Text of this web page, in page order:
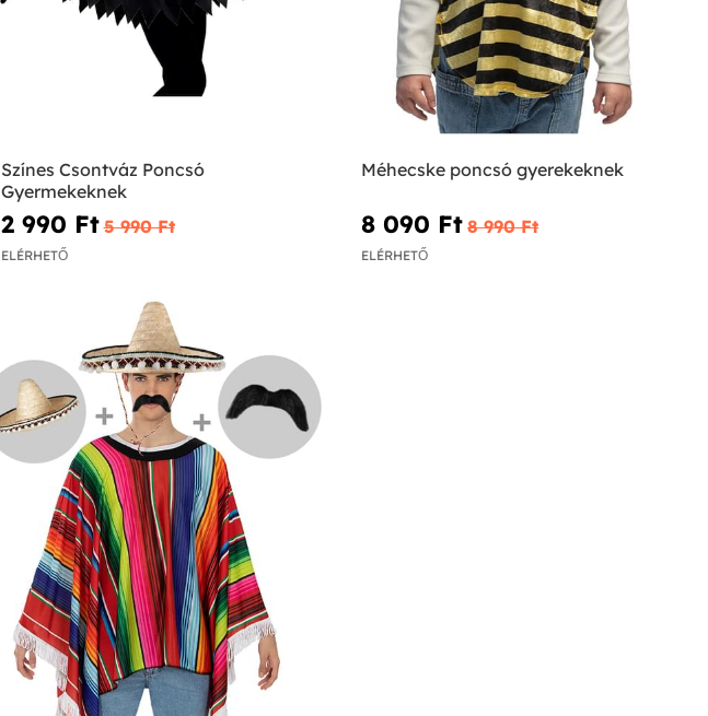
Színes Csontváz Poncsó
Gyermekeknek
2 990 Ft‎ 5 990 Ft‎
ELÉRHETŐ
Méhecske poncsó gyerekeknek
8 090 Ft‎ 8 990 Ft‎
ELÉRHETŐ